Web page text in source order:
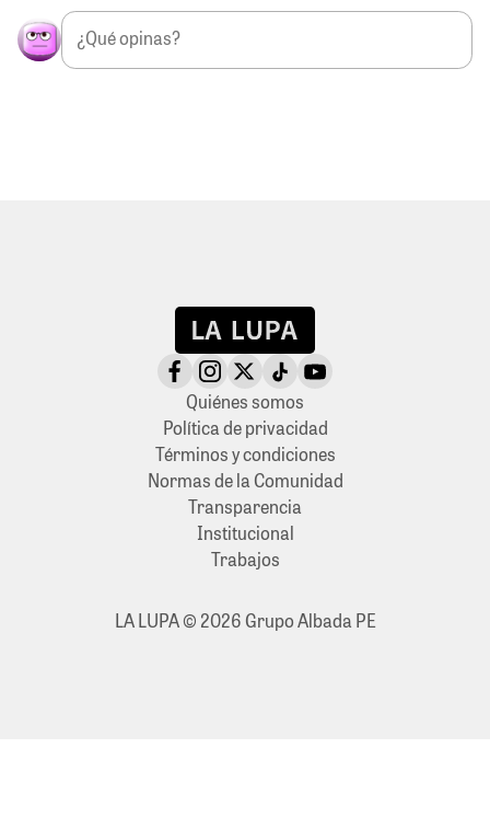
Quiénes somos
Política de privacidad
Términos y condiciones
Normas de la Comunidad
Transparencia
Institucional
Trabajos
LA LUPA © 2026 Grupo Albada PE